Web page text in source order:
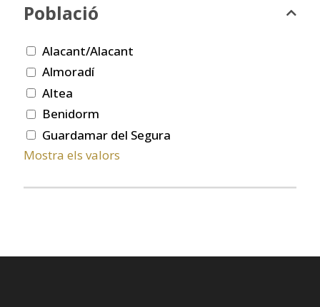
Població
Alacant/Alacant
Almoradí
Altea
Benidorm
Guardamar del Segura
Mostra els valors